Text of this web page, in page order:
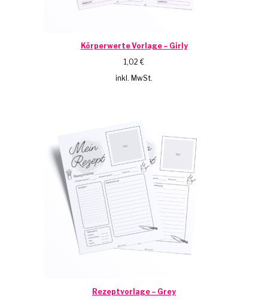
Körperwerte Vorlage – Girly
1,02 €
inkl. MwSt.
Rezeptvorlage – Grey